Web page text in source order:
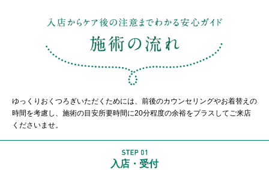
ゆっくりおくつろぎいただくためには、前後のカウンセリングやお着替えの
時間を考慮し、施術の目安所要時間に20分程度の余裕をプラスしてご来店
くださいませ。
入店・受付